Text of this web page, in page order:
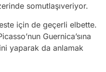
somutlaşıveriyor.
için de geçerli elbette.
Guernica’sına
yaparak da anlamak